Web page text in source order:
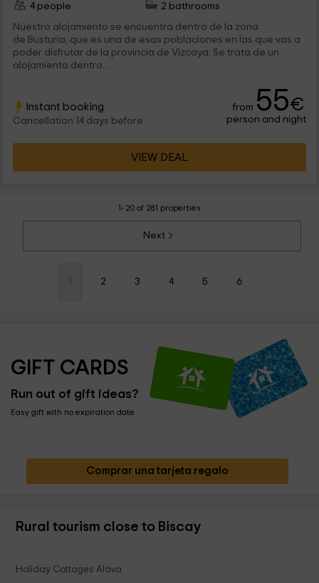
4 people
2 bathrooms
Nuestro alojamiento se encuentra dentro de la zona
de Busturia, que es una de esas poblaciones en las que vas a
poder disfrutar de la provincia de Vizcaya. Se trata de un
alojamiento dentro...
Instant booking
Cancellation 14 days before
from 55€
person and night
VIEW DEAL
1- 20 of 281 properties
Next
2 3 4 5 6
GIFT CARDS
Run out of gift ideas?
Easy gift with no expiration date
Comprar una tarjeta regalo
Rural tourism close to Biscay
Holiday Cottages Alava